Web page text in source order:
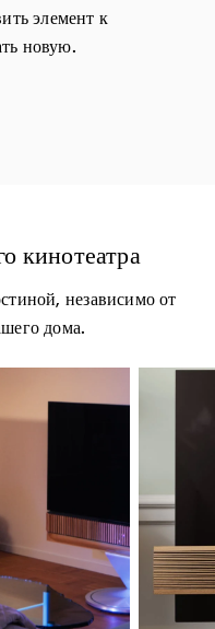
элемент к
новую.
кинотеатра
независимо от
дома.